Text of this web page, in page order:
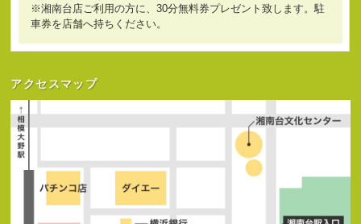
※湘南台店ご利用の方に、30分無料券プレゼント致します。駐
車券を店舗へ持ちください。
アクセスマップ